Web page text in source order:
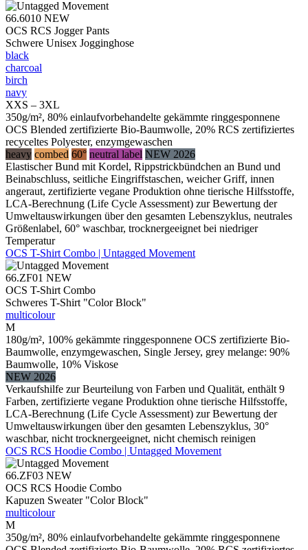
66.6010 NEW
OCS RCS Jogger Pants
Schwere Unisex Jogginghose
black
charcoal
birch
navy
XXS – 3XL
350g/m², 80% einlaufvorbehandelte gekämmte ringgesponnene
OCS Blended zertifizierte Bio-Baumwolle, 20% RCS zertifiziertes
recyceltes Polyester, enzymgewaschen
heavy combed 60° neutral label NEW 2026
Elastischer Bund mit Kordel, Rippstrickbündchen an Bund und
Beinabschluss, seitliche Eingriffstaschen, weicher Griff, innen
angeraut, zertifizierte vegane Produktion ohne tierische Hilfsstoffe,
LCA-Berechnung (Life Cycle Assessment) zur Bewertung der
Umweltauswirkungen über den gesamten Lebenszyklus, neutrales
Größenlabel, 60° waschbar, trocknergeeignet bei niedriger
Temperatur
OCS T-Shirt Combo | Untagged Movement
66.ZF01 NEW
OCS T-Shirt Combo
Schweres T-Shirt "Color Block"
multicolour
M
180g/m², 100% gekämmte ringgesponnene OCS zertifizierte Bio-
Baumwolle, enzymgewaschen, Single Jersey, grey melange: 90%
Baumwolle, 10% Viskose
NEW 2026
Verkaufshilfe zur Beurteilung von Farben und Qualität, enthält 9
Farben, zertifizierte vegane Produktion ohne tierische Hilfsstoffe,
LCA-Berechnung (Life Cycle Assessment) zur Bewertung der
Umweltauswirkungen über den gesamten Lebenszyklus, 30°
waschbar, nicht trocknergeeignet, nicht chemisch reinigen
OCS RCS Hoodie Combo | Untagged Movement
66.ZF03 NEW
OCS RCS Hoodie Combo
Kapuzen Sweater "Color Block"
multicolour
M
350g/m², 80% einlaufvorbehandelte gekämmte ringgesponnene